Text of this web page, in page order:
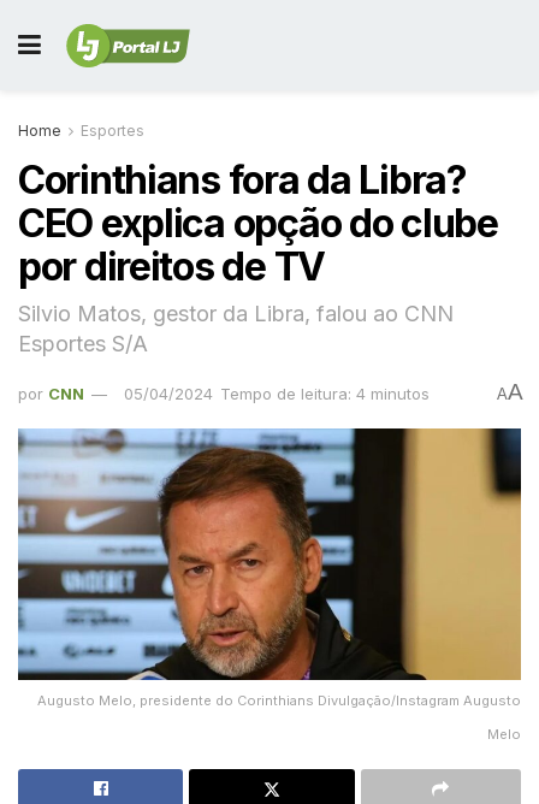
Home Esportes
Corinthians fora da Libra?
CEO explica opção do clube
por direitos de TV
Silvio Matos, gestor da Libra, falou ao CNN
Esportes S/A
por CNN 05/04/2024 Tempo de leitura: 4 minutos AA
Augusto Melo, presidente do Corinthians Divulgação/Instagram Augusto
Melo